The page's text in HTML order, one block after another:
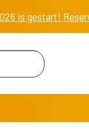
is gestart!